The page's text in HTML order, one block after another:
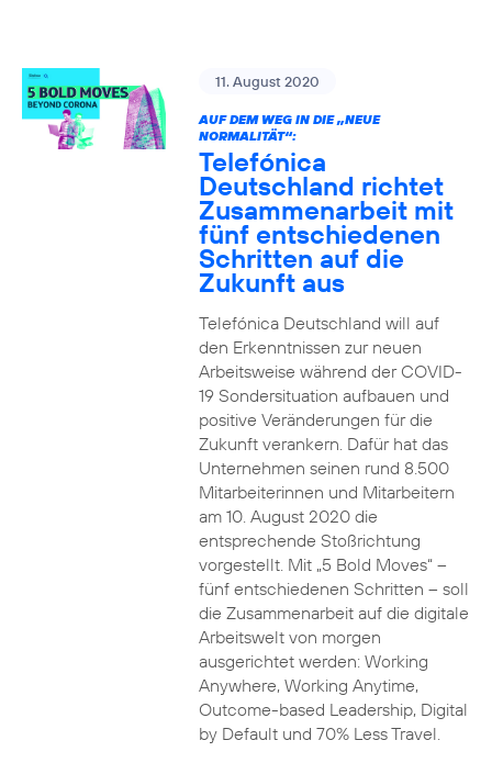
11. August 2020
AUF DEM WEG IN DIE „NEUE
NORMALITÄT“:
Telefónica
Deutschland richtet
Zusammenarbeit mit
fünf entschiedenen
Schritten auf die
Zukunft aus
Telefónica Deutschland will auf
den Erkenntnissen zur neuen
Arbeitsweise während der COVID-
19 Sondersituation aufbauen und
positive Veränderungen für die
Zukunft verankern. Dafür hat das
Unternehmen seinen rund 8.500
Mitarbeiterinnen und Mitarbeitern
am 10. August 2020 die
entsprechende Stoßrichtung
vorgestellt. Mit „5 Bold Moves“ –
fünf entschiedenen Schritten – soll
die Zusammenarbeit auf die digitale
Arbeitswelt von morgen
ausgerichtet werden: Working
Anywhere, Working Anytime,
Outcome-based Leadership, Digital
by Default und 70% Less Travel.